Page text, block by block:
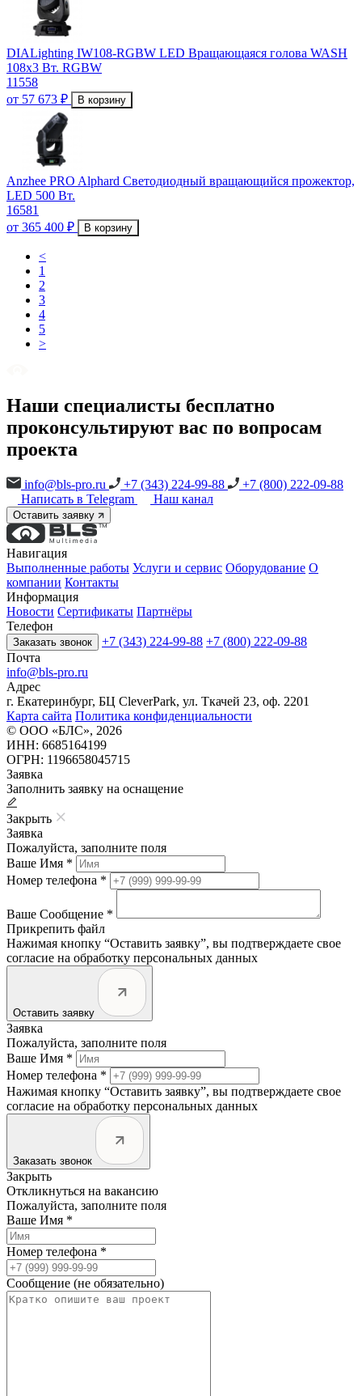
DIALighting IW108-RGBW LED Вращающаяся голова WASH
108х3 Вт. RGBW
11558
от 57 673 ₽
В корзину
Anzhee PRO Alphard Cветодиодный вращающийся прожектор,
LED 500 Вт.
16581
от 365 400 ₽
В корзину
<
1
2
3
4
5
>
Наши специалисты бесплатно
проконсультируют вас по вопросам
проекта
info@bls-pro.ru +7 (343) 224-99-88
+7 (800) 222-09-88
Написать в Telegram
Наш канал
Оставить заявку
Навигация
Выполненные работы Услуги и сервис Оборудование О
компании Контакты
Информация
Новости Сертификаты Партнёры
Телефон
Заказать звонок +7 (343) 224-99-88 +7 (800) 222-09-88
Почта
info@bls-pro.ru
Адрес
г. Екатеринбург, БЦ CleverPark, ул. Ткачей 23, оф. 2201
Карта сайта Политика конфиденциальности
© ООО «БЛС», 2026
ИНН: 6685164199
ОГРН: 1196658045715
Заявка
Заполнить заявку на оснащение
Закрыть
Заявка
Пожалуйста, заполните поля
Ваше Имя *
Номер телефона *
Ваше Сообщение *
Прикрепить файл
Нажимая кнопку “Оставить заявку”, вы подтверждаете свое
согласие на обработку персональных данных
Оставить заявку
Заявка
Пожалуйста, заполните поля
Ваше Имя *
Номер телефона *
Нажимая кнопку “Оставить заявку”, вы подтверждаете свое
согласие на обработку персональных данных
Заказать звонок
Закрыть
Откликнуться на вакансию
Пожалуйста, заполните поля
Ваше Имя *
Номер телефона *
Сообщение (не обязательно)